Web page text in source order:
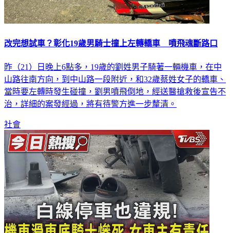
改完想試車？彰化19歲男騎士撞上左轉轎車 噴飛魂斷路口
昨（21）日晚上6點多，19歲的劉姓男子騎著一輛機車，在中
山路往南方向，到中山路一段附近，和32歲蔡姓女子的轎車、
當時要左轉時發生碰撞，劉男噴飛倒地，經送醫搶救後宣告不
治，詳細的案發經過，將有待警方進一步釐清。
社會